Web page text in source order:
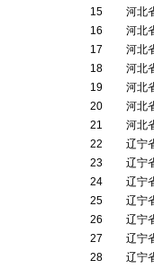
15
河北
16
河北
17
河北
18
河北
19
河北
20
河北
21
河北
22
辽宁
23
辽宁
24
辽宁
25
辽宁
26
辽宁
27
辽宁
28
辽宁